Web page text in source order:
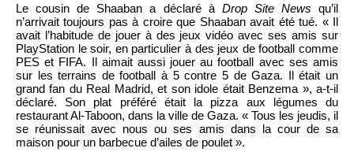
Le cousin de Shaaban a déclaré à Drop Site News qu’il
n’arrivait toujours pas à croire que Shaaban avait été tué. « Il
avait l’habitude de jouer à des jeux vidéo avec ses amis sur
PlayStation le soir, en particulier à des jeux de football comme
PES et FIFA. Il aimait aussi jouer au football avec ses amis
sur les terrains de football à 5 contre 5 de Gaza. Il était un
grand fan du Real Madrid, et son idole était Benzema », a-t-il
déclaré. Son plat préféré était la pizza aux légumes du
restaurant Al-Taboon, dans la ville de Gaza. « Tous les jeudis, il
se réunissait avec nous ou ses amis dans la cour de sa
maison pour un barbecue d’ailes de poulet ».